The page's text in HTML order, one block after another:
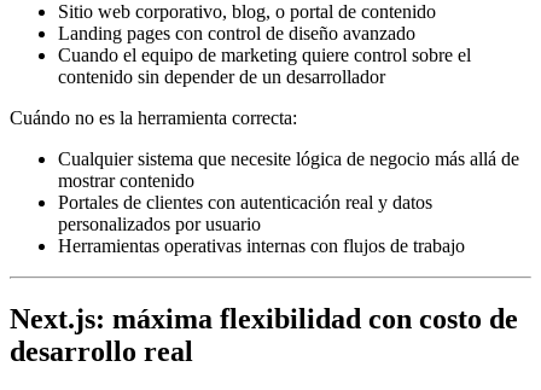
Sitio web corporativo, blog, o portal de contenido
Landing pages con control de diseño avanzado
Cuando el equipo de marketing quiere control sobre el
contenido sin depender de un desarrollador
Cuándo no es la herramienta correcta:
Cualquier sistema que necesite lógica de negocio más allá de
mostrar contenido
Portales de clientes con autenticación real y datos
personalizados por usuario
Herramientas operativas internas con flujos de trabajo
Next.js: máxima flexibilidad con costo de
desarrollo real